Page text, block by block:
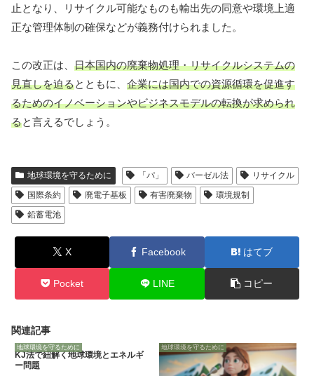
止となり、リサイクル可能なものも輸出先の同意や環境上適
正な管理体制の確保などが義務付けられました。
この改正は、 日本国内の廃棄物処理・リサイクルシステムの
見直しを迫るとともに、 企業には国内での資源循環を促進す
るためのイノベーションやビジネスモデルの転換が求められ
ると言えるでしょう。
地球環境を守るために 「パ」 バーゼル法
リサイクル
国際条約
廃電子基板 有害廃棄物
環境規制
鉛蓄電池
X Facebook はてブ
Pocket LINE コピー
関連記事
地球環境を守るために
KJ法で紐解く地球環境とエネルギ
ー問題
地球環境を守るために